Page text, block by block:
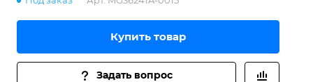
Купить товар
Задать вопрос